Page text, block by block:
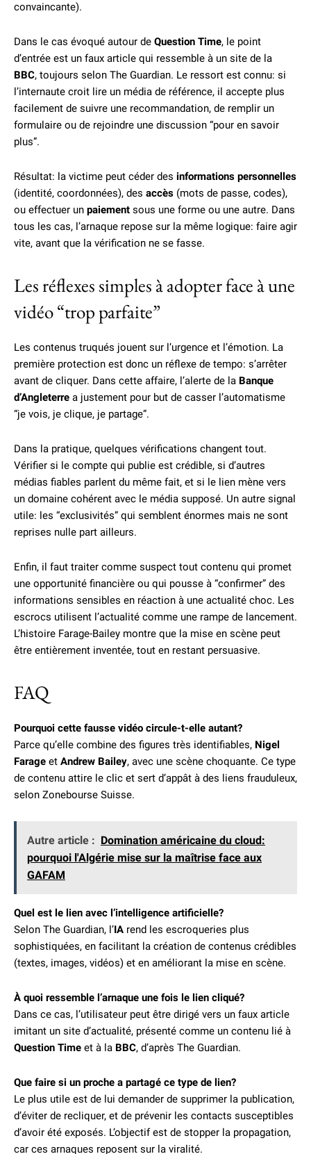
convaincante).
Dans le cas évoqué autour de Question Time, le point
d’entrée est un faux article qui ressemble à un site de la
BBC, toujours selon The Guardian. Le ressort est connu: si
l’internaute croit lire un média de référence, il accepte plus
facilement de suivre une recommandation, de remplir un
formulaire ou de rejoindre une discussion “pour en savoir
plus”.
Résultat: la victime peut céder des informations personnelles
(identité, coordonnées), des accès (mots de passe, codes),
ou effectuer un paiement sous une forme ou une autre. Dans
tous les cas, l’arnaque repose sur la même logique: faire agir
vite, avant que la vérification ne se fasse.
Les réflexes simples à adopter face à une
vidéo “trop parfaite”
Les contenus truqués jouent sur l’urgence et l’émotion. La
première protection est donc un réflexe de tempo: s’arrêter
avant de cliquer. Dans cette affaire, l’alerte de la Banque
d’Angleterre a justement pour but de casser l’automatisme
“je vois, je clique, je partage”.
Dans la pratique, quelques vérifications changent tout.
Vérifier si le compte qui publie est crédible, si d’autres
médias fiables parlent du même fait, et si le lien mène vers
un domaine cohérent avec le média supposé. Un autre signal
utile: les “exclusivités” qui semblent énormes mais ne sont
reprises nulle part ailleurs.
Enfin, il faut traiter comme suspect tout contenu qui promet
une opportunité financière ou qui pousse à “confirmer” des
informations sensibles en réaction à une actualité choc. Les
escrocs utilisent l’actualité comme une rampe de lancement.
L’histoire Farage-Bailey montre que la mise en scène peut
être entièrement inventée, tout en restant persuasive.
FAQ
Pourquoi cette fausse vidéo circule-t-elle autant?
Parce qu’elle combine des figures très identifiables, Nigel
Farage et Andrew Bailey, avec une scène choquante. Ce type
de contenu attire le clic et sert d’appât à des liens frauduleux,
selon Zonebourse Suisse.
Autre article : Domination américaine du cloud:
pourquoi l'Algérie mise sur la maîtrise face aux
GAFAM
Quel est le lien avec l’intelligence artificielle?
Selon The Guardian, l’IA rend les escroqueries plus
sophistiquées, en facilitant la création de contenus crédibles
(textes, images, vidéos) et en améliorant la mise en scène.
À quoi ressemble l’arnaque une fois le lien cliqué?
Dans ce cas, l’utilisateur peut être dirigé vers un faux article
imitant un site d’actualité, présenté comme un contenu lié à
Question Time et à la BBC, d’après The Guardian.
Que faire si un proche a partagé ce type de lien?
Le plus utile est de lui demander de supprimer la publication,
d’éviter de recliquer, et de prévenir les contacts susceptibles
d’avoir été exposés. L’objectif est de stopper la propagation,
car ces arnaques reposent sur la viralité.